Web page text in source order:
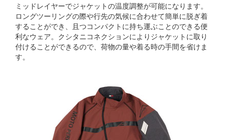
ミッドレイヤーでジャケットの温度調整が可能になります。
ロングツーリングの際や行先の気候に合わせて簡単に脱ぎ着
することができ、且つコンパクトに持ち運ぶことのできる便
利なウェア。クシタニコネクションによりジャケットに取り
付けることができるので、荷物の量や着る時の手間を省けま
す。